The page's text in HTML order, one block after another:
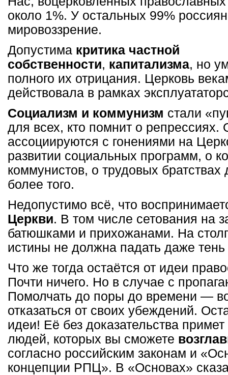
около 1%. У остальных 99%
мировоззрение.
Допустима критика частной
собственности, капитализма, но
полного их отрицания. Церковь
действовала в рамках
Социализм и коммунизм стали
для всех, кто помнит о репрессиях.
ассоциируются с гонениями на
развитии социальных программ, о
коммунистов, о трудовых
более того.
Недопустимо всё, что
Церкви. В том числе сетования на
батюшками и прихожанами. На
истины не должна падать даже
Что же тогда остаётся от идеи
Почти ничего. Но в случае с
Помолчать до поры до времени —
отказаться от своих убеждений.
идеи! Её без доказательства
людей, которых вы сможете
согласно российским законам и
концепции РПЦ». В «Основах»